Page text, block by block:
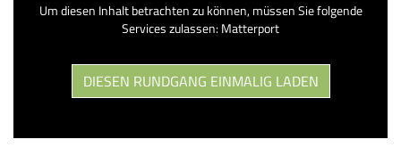
Um diesen Inhalt betrachten zu können, müssen Sie folgende
Services zulassen: Matterport
DIESEN RUNDGANG EINMALIG LADEN